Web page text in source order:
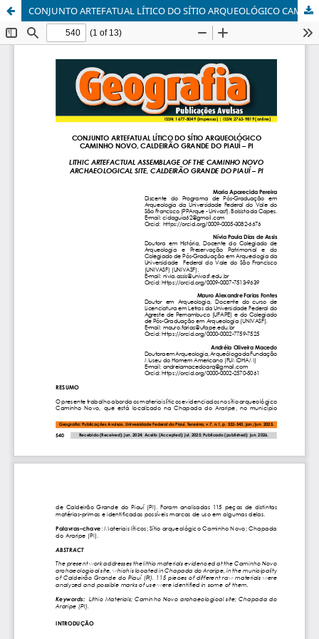
CONJUNTO ARTEFATUAL LÍTICO DO SÍTIO ARQUEOLÓGICO CAMINHO NOVO, CALDEIRÃO GRANDE DO PIAUÍ – PI